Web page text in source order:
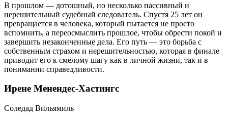
В прошлом — дотошный, но несколько пассивный и
нерешительный судебный следователь. Спустя 25 лет он
превращается в человека, который пытается не просто
вспомнить, а переосмыслить прошлое, чтобы обрести покой и
завершить незаконченные дела. Его путь — это борьба с
собственным страхом и нерешительностью, которая в финале
приводит его к смелому шагу как в личной жизни, так и в
понимании справедливости.
Ирене Менендес-Хастингс
Соледад Вильямиль